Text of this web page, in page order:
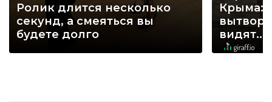
Ролик длится несколько
секунд, а смеяться вы
будете долго
Крыма:
видят...